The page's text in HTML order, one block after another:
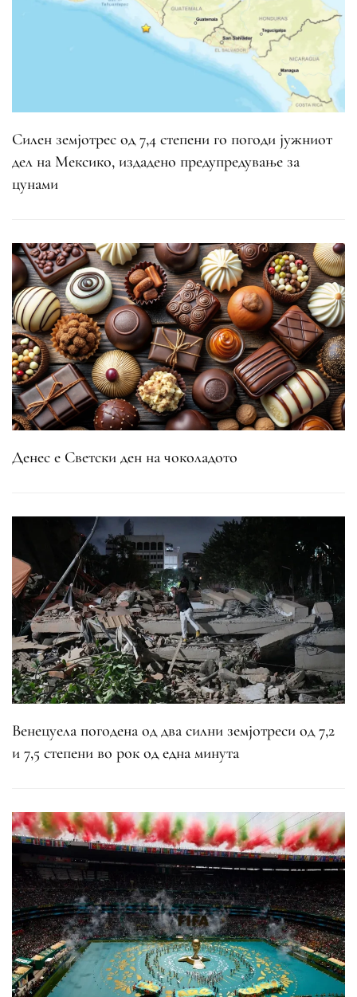
Силен земјотрес од 7,4 степени го погоди јужниот
дел на Мексико, издадено предупредување за
цунами
Денес е Светски ден на чоколадото
Венецуела погодена од два силни земјотреси од 7,2
и 7,5 степени во рок од една минута